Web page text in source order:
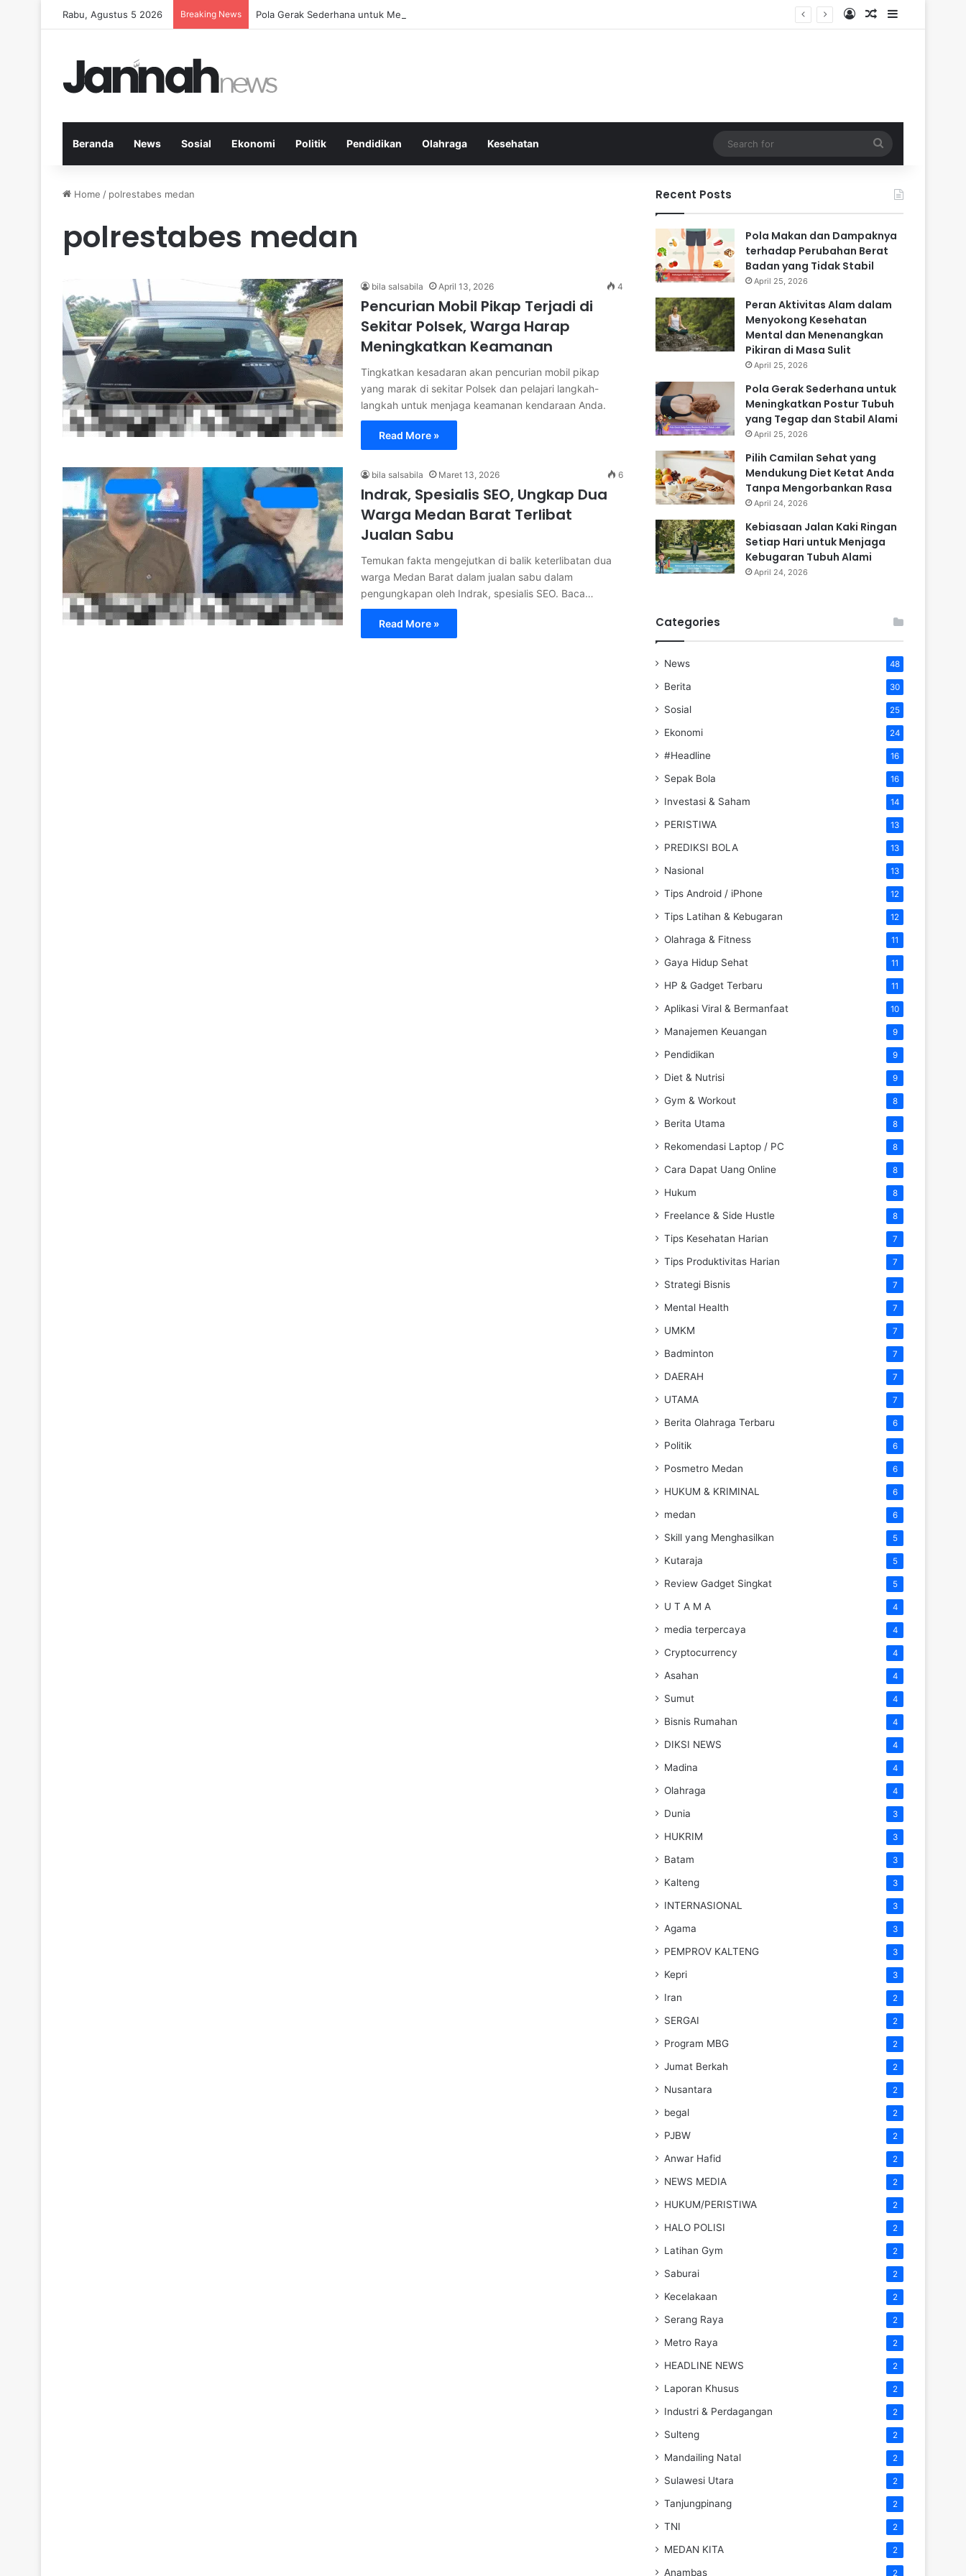
Rabu, Agustus 5 2026 Breaking News Pola Gerak Sederhana untuk Meningkatkan Postur Tubuh yang Tegap dan Stabil Alami Log InRandom Article
Sidebar
Beranda News Sosial Ekonomi Politik Pendidikan Olahraga Kesehatan
for
Home / polrestabes medan
polrestabes medan
bila salsabila April 13, 2026 4
Pencurian Mobil Pikap Terjadi di
Sekitar Polsek, Warga Harap
Meningkatkan Keamanan
Tingkatkan kesadaran akan pencurian mobil pikap
yang marak di sekitar Polsek dan pelajari langkah-
langkah untuk menjaga keamanan kendaraan Anda.
Read More »
bila salsabila Maret 13, 2026 6
Indrak, Spesialis SEO, Ungkap Dua
Warga Medan Barat Terlibat
Jualan Sabu
Temukan fakta mengejutkan di balik keterlibatan dua
warga Medan Barat dalam jualan sabu dalam
pengungkapan oleh Indrak, spesialis SEO. Baca…
Read More »
Recent Posts
Pola Makan dan Dampaknya
terhadap Perubahan Berat
Badan yang Tidak Stabil
April 25, 2026
Peran Aktivitas Alam dalam
Menyokong Kesehatan
Mental dan Menenangkan
Pikiran di Masa Sulit
April 25, 2026
Pola Gerak Sederhana untuk
Meningkatkan Postur Tubuh
yang Tegap dan Stabil Alami
April 25, 2026
Pilih Camilan Sehat yang
Mendukung Diet Ketat Anda
Tanpa Mengorbankan Rasa
April 24, 2026
Kebiasaan Jalan Kaki Ringan
Setiap Hari untuk Menjaga
Kebugaran Tubuh Alami
April 24, 2026
Categories
News 48
Berita 30
Sosial 25
Ekonomi 24
#Headline 16
Sepak Bola 16
Investasi & Saham 14
PERISTIWA 13
PREDIKSI BOLA 13
Nasional 13
Tips Android / iPhone 12
Tips Latihan & Kebugaran 12
Olahraga & Fitness 11
Gaya Hidup Sehat 11
HP & Gadget Terbaru 11
Aplikasi Viral & Bermanfaat 10
Manajemen Keuangan 9
Pendidikan 9
Diet & Nutrisi 9
Gym & Workout 8
Berita Utama 8
Rekomendasi Laptop / PC 8
Cara Dapat Uang Online 8
Hukum 8
Freelance & Side Hustle 8
Tips Kesehatan Harian 7
Tips Produktivitas Harian 7
Strategi Bisnis 7
Mental Health 7
UMKM 7
Badminton 7
DAERAH 7
UTAMA 7
Berita Olahraga Terbaru 6
Politik 6
Posmetro Medan 6
HUKUM & KRIMINAL 6
medan 6
Skill yang Menghasilkan 5
Kutaraja 5
Review Gadget Singkat 5
U T A M A 4
media terpercaya 4
Cryptocurrency 4
Asahan 4
Sumut 4
Bisnis Rumahan 4
DIKSI NEWS 4
Madina 4
Olahraga 4
Dunia 3
HUKRIM 3
Batam 3
Kalteng 3
INTERNASIONAL 3
Agama 3
PEMPROV KALTENG 3
Kepri 3
Iran 2
SERGAI 2
Program MBG 2
Jumat Berkah 2
Nusantara 2
begal 2
PJBW 2
Anwar Hafid 2
NEWS MEDIA 2
HUKUM/PERISTIWA 2
HALO POLISI 2
Latihan Gym 2
Saburai 2
Kecelakaan 2
Serang Raya 2
Metro Raya 2
HEADLINE NEWS 2
Laporan Khusus 2
Industri & Perdagangan 2
Sulteng 2
Mandailing Natal 2
Sulawesi Utara 2
Tanjungpinang 2
TNI 2
MEDAN KITA 2
Anambas 2